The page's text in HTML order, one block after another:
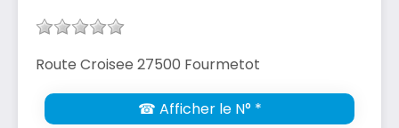
Route Croisee 27500 Fourmetot
☎ Afficher le N° *